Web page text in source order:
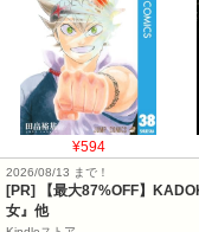
¥594
2026/08/13 まで！
[PR] 【最大87%OFF】
女』他